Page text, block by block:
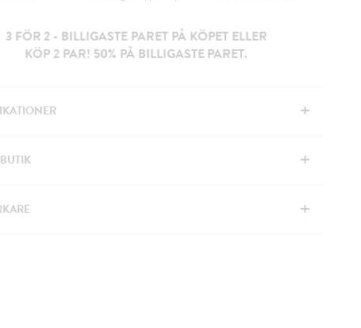
3 FÖR 2 - BILLIGASTE PARET PÅ KÖPET ELLER
KÖP 2 PAR! 50% PÅ BILLIGASTE PARET.
+
+
+